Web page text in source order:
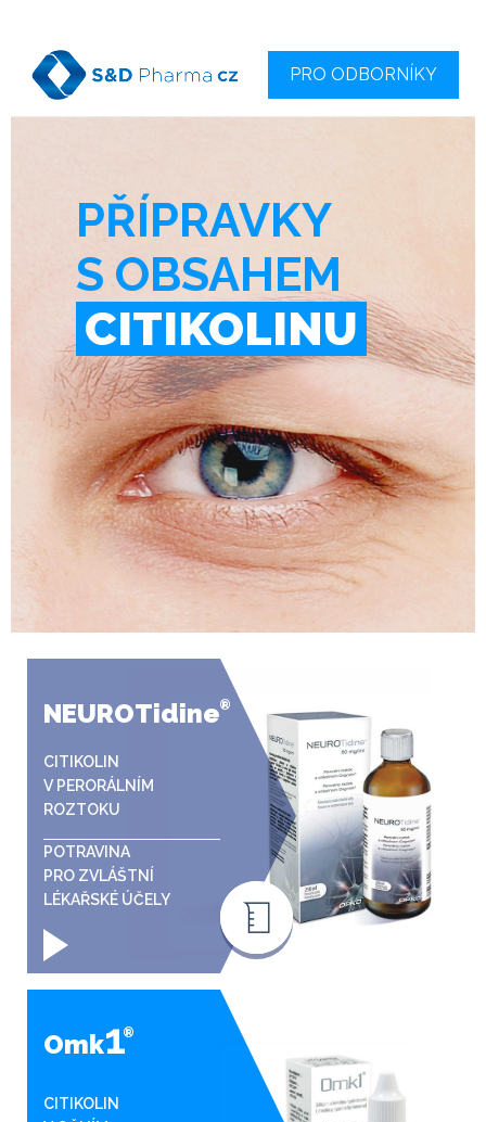
PRO ODBORNÍKY
PŘÍPRAVKY
S OBSAHEM
CITIKOLINU
NEUROTidine®
CITIKOLIN
V PERORÁLNÍM
ROZTOKU
POTRAVINA
PRO ZVLÁŠTNÍ
LÉKAŘSKÉ ÚČELY
Omk1®
CITIKOLIN